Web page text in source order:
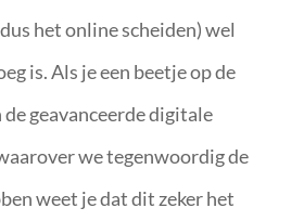
het online scheiden) wel
is. Als je een beetje op de
geavanceerde digitale
we tegenwoordig de
weet je dat dit zeker het